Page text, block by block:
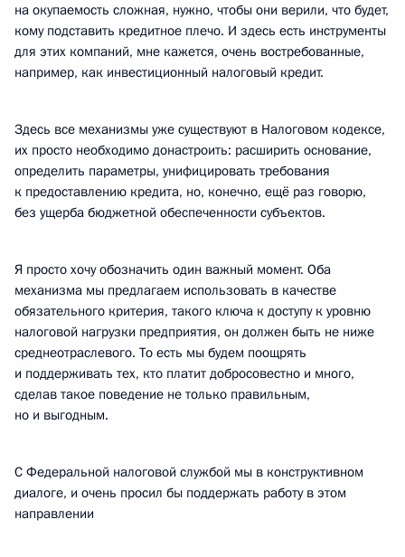
на окупаемость сложная, нужно, чтобы они верили, что будет,
кому подставить кредитное плечо. И здесь есть инструменты
для этих компаний, мне кажется, очень востребованные,
например, как инвестиционный налоговый кредит.
Здесь все механизмы уже существуют в Налоговом кодексе,
их просто необходимо донастроить: расширить основание,
определить параметры, унифицировать требования
к предоставлению кредита, но, конечно, ещё раз говорю,
без ущерба бюджетной обеспеченности субъектов.
Я просто хочу обозначить один важный момент. Оба
механизма мы предлагаем использовать в качестве
обязательного критерия, такого ключа к доступу к уровню
налоговой нагрузки предприятия, он должен быть не ниже
среднеотраслевого. То есть мы будем поощрять
и поддерживать тех, кто платит добросовестно и много,
сделав такое поведение не только правильным,
но и выгодным.
С Федеральной налоговой службой мы в конструктивном
диалоге, и очень просил бы поддержать работу в этом
направлении